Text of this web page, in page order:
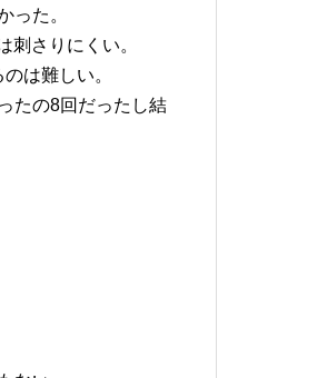
った。
さりにくい。
は難しい。
たの8回だったし結